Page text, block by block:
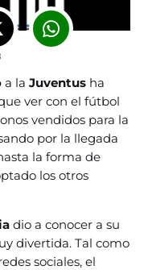
a laJuventus ha
ver con el fútbol
vendidos para la
por la llegada
la forma de
los otros
dio a conocer a su
divertida. Tal como
sociales, el